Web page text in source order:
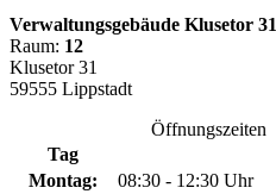
Verwaltungsgebäude Klusetor 31
Raum: 12
Klusetor 31
59555 Lippstadt
Öffnungszeiten
Tag
Montag:
08:30 - 12:30 Uhr